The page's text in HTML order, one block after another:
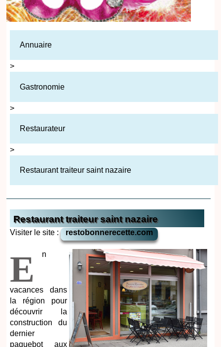
Annuaire
>
Gastronomie
>
Restaurateur
>
Restaurant traiteur saint nazaire
Restaurant traiteur saint nazaire
Visiter le site : restobonnerecette.com
E n
vacances dans
la région pour
découvrir la
construction du
dernier
paquebot aux